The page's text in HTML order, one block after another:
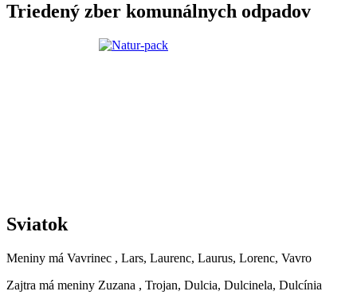
Triedený zber komunálnych odpadov
Sviatok
Meniny má Vavrinec , Lars, Laurenc, Laurus, Lorenc, Vavro
Zajtra má meniny Zuzana , Trojan, Dulcia, Dulcinela, Dulcínia